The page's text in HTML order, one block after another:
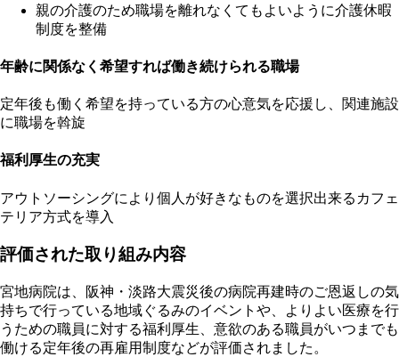
親の介護のため職場を離れなくてもよいように介護休暇
制度を整備
年齢に関係なく希望すれば働き続けられる職場
定年後も働く希望を持っている方の心意気を応援し、関連施設
に職場を斡旋
福利厚生の充実
アウトソーシングにより個人が好きなものを選択出来るカフェ
テリア方式を導入
評価された取り組み内容
宮地病院は、阪神・淡路大震災後の病院再建時のご恩返しの気
持ちで行っている地域ぐるみのイベントや、よりよい医療を行
うための職員に対する福利厚生、意欲のある職員がいつまでも
働ける定年後の再雇用制度などが評価されました。